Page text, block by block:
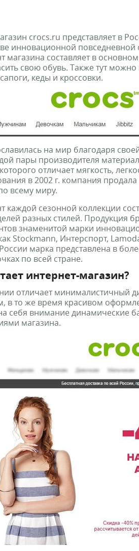
crocs.ru представляет в
инновационной
магазина составляет в
свою обувь. Также тут
кеды и кроссовки.
на мир благодаря
пары производителя
отличает мягкость,
в 2002 г. компания
всему миру.
каждой сезонной коллекции
разных стилей. Продукция
знаменитой марки
Stockmann, Интерспорт,
марка представлена в
по всей стране.
интернет-магазин?
отличает минималистичный
в то же время красивом
себя внимание динамические
магазина.